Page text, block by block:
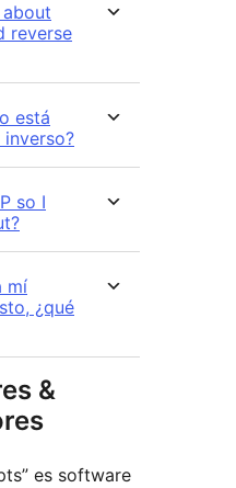
reverse
está
so I
mí
¿qué
&
es software